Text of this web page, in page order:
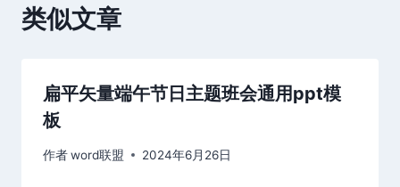
类似文章
扁平矢量端午节日主题班会通用ppt模
板
作者word联盟 2024年6月26日